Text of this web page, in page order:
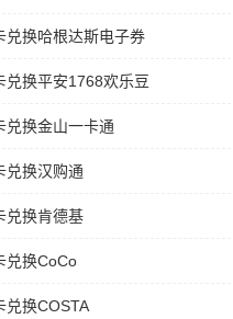
兑换哈根达斯电子券
兑换平安1768欢乐豆
兑换金山一卡通
兑换汉购通
兑换肯德基
兑换CoCo
兑换COSTA